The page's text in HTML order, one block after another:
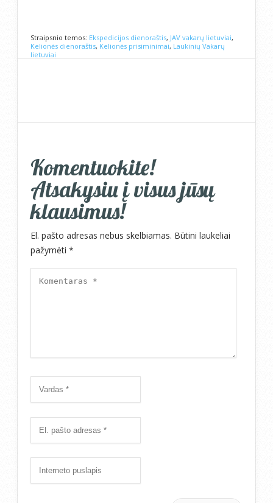
Straipsnio temos: Ekspedicijos dienoraštis, JAV vakarų lietuviai,
Kelionės dienoraštis, Kelionės prisiminimai, Laukinių Vakarų
lietuviai
Komentuokite!
Atsakysiu į visus jūsų
klausimus!
El. pašto adresas nebus skelbiamas. Būtini laukeliai
pažymėti *